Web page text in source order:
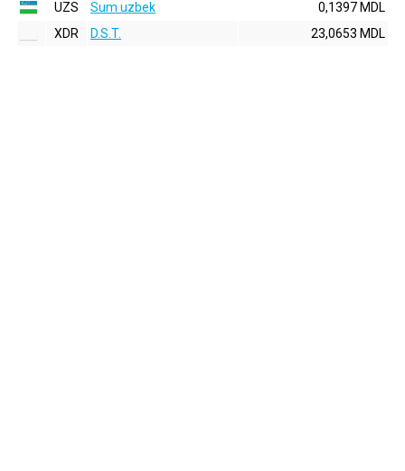
UZS
Sum uzbek
0,1397 MDL
XDR
D.S.T. 23,0653 MDL